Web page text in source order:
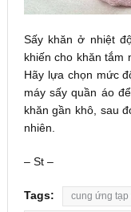
Sấy khăn ở nhiệt
khiến cho khăn tắm
Hãy lựa chọn mức
máy sấy quần áo
khăn gần khô, sau
nhiên.
– St –
Tags: cung ứng tạp